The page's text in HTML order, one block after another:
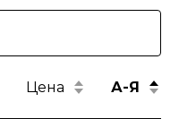
Цена А-Я